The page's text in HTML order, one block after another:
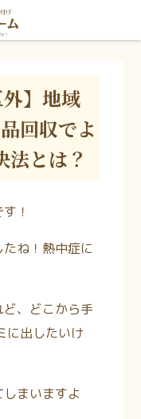
外】地域
回収でよ
法とは？
！
ね！熱中症に
ど、どこから手
に出したいけ
まいますよ